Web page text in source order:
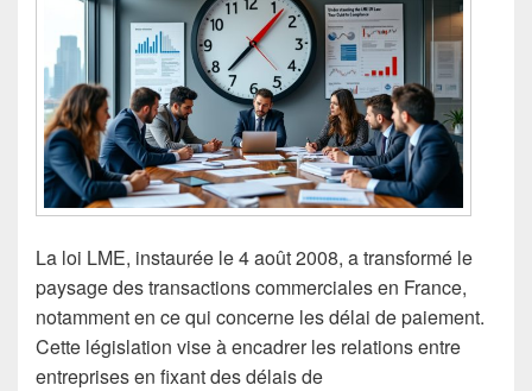
La loi LME, instaurée le 4 août 2008, a transformé le
paysage des transactions commerciales en France,
notamment en ce qui concerne les délai de paiement.
Cette législation vise à encadrer les relations entre
entreprises en fixant des délais de